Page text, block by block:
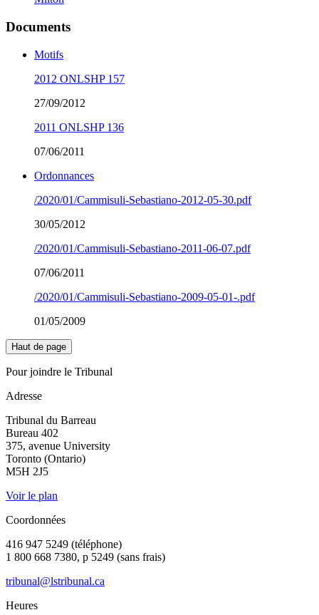
Documents
Motifs
2012 ONLSHP 157
27/09/2012
2011 ONLSHP 136
07/06/2011
Ordonnances
/2020/01/Cammisuli-Sebastiano-2012-05-30.pdf
30/05/2012
/2020/01/Cammisuli-Sebastiano-2011-06-07.pdf
07/06/2011
/2020/01/Cammisuli-Sebastiano-2009-05-01-.pdf
01/05/2009
Haut de page
Pour joindre le Tribunal
Adresse
Tribunal du Barreau
Bureau 402
375, avenue University
Toronto (Ontario)
M5H 2J5
Voir le plan
Coordonnées
416 947 5249 (téléphone)
1 800 668 7380, p 5249 (sans frais)
tribunal@lstribunal.ca
Heures